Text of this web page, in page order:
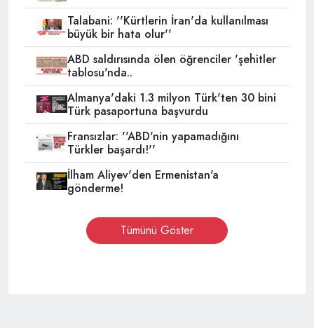
Talabani: ''Kürtlerin İran'da kullanılması
büyük bir hata olur''
ABD saldırısında ölen öğrenciler 'şehitler
tablosu'nda..
Almanya'daki 1.3 milyon Türk'ten 30 bini
Türk pasaportuna başvurdu
Fransızlar: ''ABD'nin yapamadığını
Türkler başardı!''
İlham Aliyev'den Ermenistan'a
gönderme!
Tümünü Göster